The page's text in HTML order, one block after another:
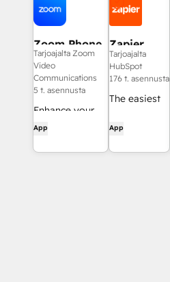
Zoom Phone
for HubSpot
Tarjoajalta Zoom
Video
Communications
5 t. asennusta
Enhance your
HubSpot
App
Zapier
Tarjoajalta
HubSpot
176 t. asennusta
The easiest
automate
and connect
App